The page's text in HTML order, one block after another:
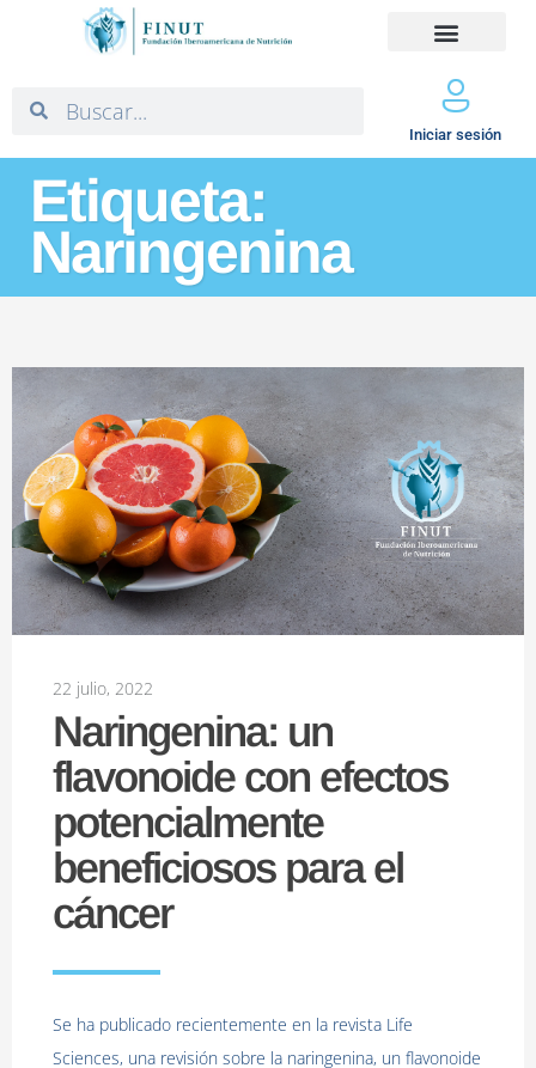
Iniciar sesión
Etiqueta:
Naringenina
22 julio, 2022
Naringenina: un
flavonoide con efectos
potencialmente
beneficiosos para el
cáncer
Se ha publicado recientemente en la revista Life
Sciences, una revisión sobre la naringenina, un flavonoide